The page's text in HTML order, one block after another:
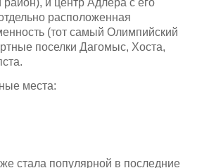
расположенная
(тот самый Олимпийский
поселки Дагомыс, Хоста,
места:
стала популярной в последние